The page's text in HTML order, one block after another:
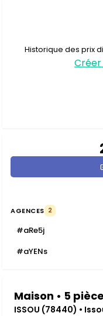
Historique des prix
AGENCES 2
#aRe5j
#aYENs
Maison • 5
ISSOU (78440) •